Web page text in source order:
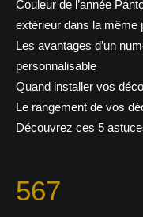
Couleur de l’année
extérieur dans la même
Les avantages d’un
personnalisable
Quand installer vos
Le rangement de vos
Découvrez ces 5
567